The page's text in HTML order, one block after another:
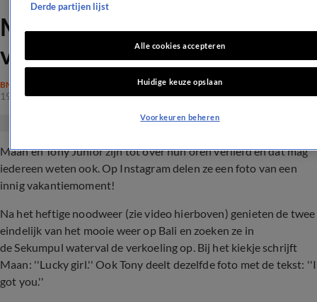
Maan en Tony delen intieme
vakantiefoto
BN'ERS
19 nov 2018, 17:36
Maan en Tony Junior zijn tot over hun oren verliefd en dat mag
iedereen weten ook. Op Instagram delen ze een foto van een
innig vakantiemoment!
Na het heftige noodweer (zie video hierboven) genieten de twee
eindelijk van het mooie weer op Bali en zoeken ze in
de Sekumpul waterval de verkoeling op. Bij het kiekje schrijft
Maan: ''Lucky girl.'' Ook Tony deelt dezelfde foto met de tekst: ''I
got you.''
Derde partijen lijst
Alle cookies accepteren
Huidige keuze opslaan
Voorkeuren beheren